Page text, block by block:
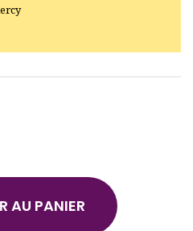
AU PANIER